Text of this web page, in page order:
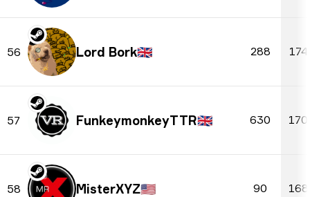
56 Lord Bork🇬🇧 288
57 FunkeymonkeyTTR🇬🇧 630
58 MisterXYZ🇺🇸 90